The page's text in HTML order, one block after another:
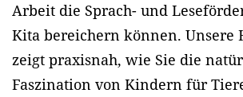
Arbeit die Sprach- und
Kita bereichern können. Unsere
zeigt praxisnah, wie Sie die
Faszination von Kindern für